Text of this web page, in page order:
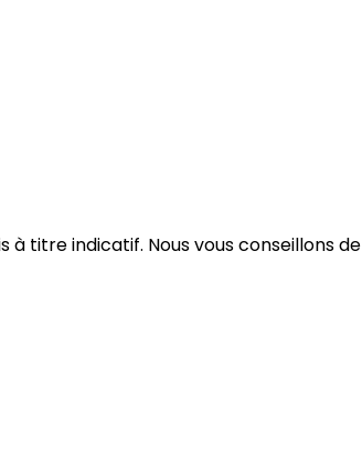
à titre indicatif. Nous vous conseillons de